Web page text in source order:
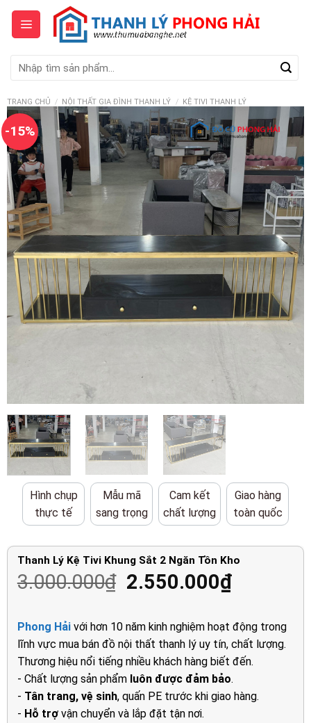
Skip
content
kiếm:
TRANG CHỦ / NỘI THẤT GIA ĐÌNH THANH LÝ / KỆ TIVI THANH LÝ
-15%
Hình chụp
thực tế
Mẫu mã
sang trọng
Cam kết
chất lượng
Giao hàng
toàn quốc
Thanh Lý Kệ Tivi Khung Sắt 2 Ngăn Tồn Kho
3.000.000₫ Giá
là:
3.000.000₫.
2.550.000₫Giá
tại
là:
Phong Hảivới hơn 10 năm kinh nghiệm hoạt động trong
lĩnh vực mua bán đồ nội thất thanh lý uy tín, chất lượng.
Thương hiệu nổi tiếng nhiều khách hàng biết đến.
- Chất lượng sản phẩm luôn được đảm bảo.
- Tân trang, vệ sinh, quấn PE trước khi giao hàng.
- Hỗ trợvận chuyển và lắp đặt tận nơi.